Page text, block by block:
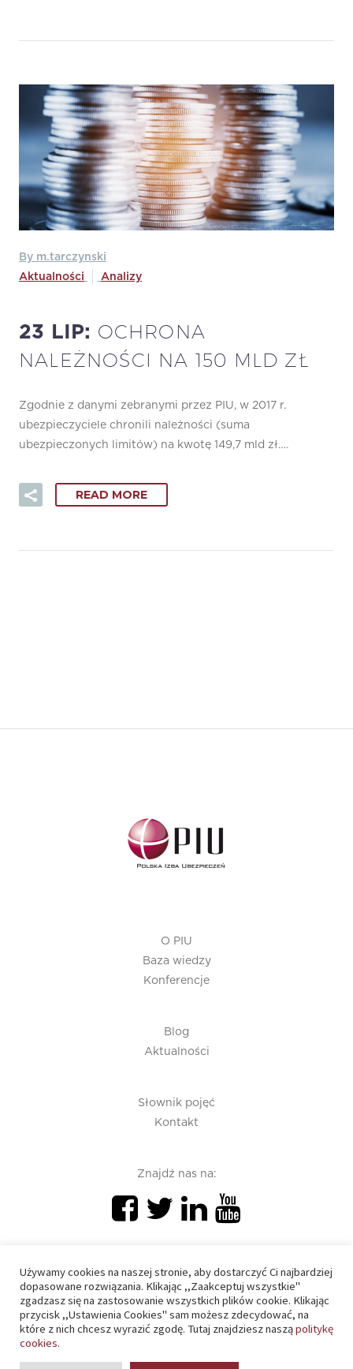
By m.tarczynski
Aktualności
Analizy
23 LIP: OCHRONA
NALEŻNOŚCI NA 150 MLD ZŁ
Zgodnie z danymi zebranymi przez PIU, w 2017 r.
ubezpieczyciele chronili należności (suma
ubezpieczonych limitów) na kwotę 149,7 mld zł….
READ MORE
O PIU
Baza wiedzy
Konferencje
Blog
Aktualności
Słownik pojęć
Kontakt
Znajdź nas na:
PIU 2020 © All right reserved
Używamy cookies na naszej stronie, aby dostarczyć Ci najbardziej
dopasowane rozwiązania. Klikając ,,Zaakceptuj wszystkie"
zgadzasz się na zastosowanie wszystkich plików cookie. Klikając
przycisk ,,Ustawienia Cookies" sam możesz zdecydować, na
które z nich chcesz wyrazić zgodę. Tutaj znajdziesz nasząpolitykę
cookies.